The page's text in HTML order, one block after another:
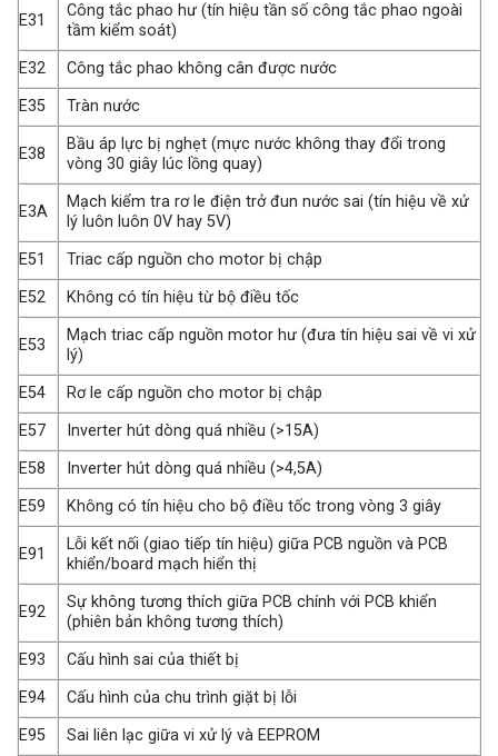
E31
Công tắc phao hư (tín hiệu tần số công tắc phao ngoài
tầm kiểm soát)
E32
Công tắc phao không cân được nước
E35
Tràn nước
E38
Bầu áp lực bị nghẹt (mực nước không thay đổi trong
vòng 30 giây lúc lồng quay)
E3A
Mạch kiểm tra rơ le điện trở đun nước sai (tín hiệu về xử
lý luôn luôn 0V hay 5V)
E51
Triac cấp nguồn cho motor bị chập
E52
Không có tín hiệu từ bộ điều tốc
E53
Mạch triac cấp nguồn motor hư (đưa tín hiệu sai về vi xử
lý)
E54
Rơ le cấp nguồn cho motor bị chập
E57
Inverter hút dòng quá nhiều (>15A)
E58
Inverter hút dòng quá nhiều (>4,5A)
E59
Không có tín hiệu cho bộ điều tốc trong vòng 3 giây
E91
Lỗi kết nối (giao tiếp tín hiệu) giữa PCB nguồn và PCB
khiển/board mạch hiển thị
E92
Sự không tương thích giữa PCB chính với PCB khiển
(phiên bản không tương thích)
E93
Cấu hình sai của thiết bị
E94
Cấu hình của chu trình giặt bị lỗi
E95
Sai liên lạc giữa vi xử lý và EEPROM